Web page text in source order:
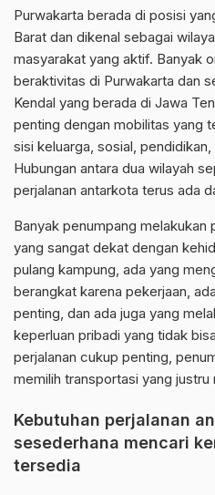
Purwakarta berada di posisi
Barat dan dikenal sebagai
masyarakat yang aktif. Banyak
beraktivitas di Purwakarta dan
Kendal yang berada di Jawa
penting dengan mobilitas yang
sisi keluarga, sosial,
Hubungan antara dua wilayah
perjalanan antarkota terus ada
Banyak penumpang melakukan
yang sangat dekat dengan
pulang kampung, ada yang
berangkat karena pekerjaan,
penting, dan ada juga yang
keperluan pribadi yang tidak
perjalanan cukup penting,
memilih transportasi yang
Kebutuhan perjalanan
sesederhana mencari
tersedia